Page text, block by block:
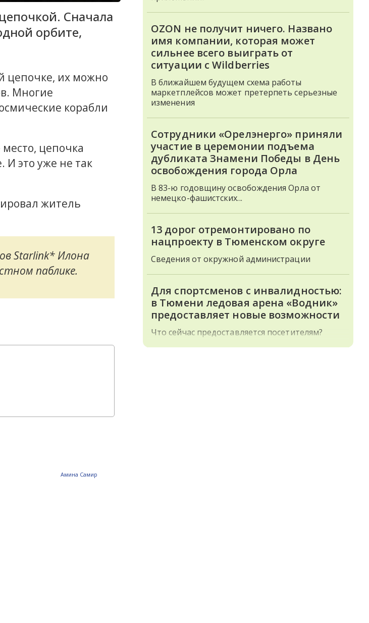
Сначала
орбите,
цепочке, их можно
Многие
корабли
цепочка
И это уже не так
житель
Starlink* Илона
паблике.
Амина Самир
OZON не получит ничего. Названо
имя компании, которая может
сильнее всего выиграть от
ситуации с Wildberries
В ближайшем будущем схема работы
маркетплейсов может претерпеть серьезные
изменения
Сотрудники «Орелэнерго» приняли
участие в церемонии подъема
дубликата Знамени Победы в День
освобождения города Орла
В 83-ю годовщину освобождения Орла от
немецко-фашистских...
13 дорог отремонтировано по
нацпроекту в Тюменском округе
Сведения от окружной администрации
Для спортсменов с инвалидностью:
в Тюмени ледовая арена «Водник»
предоставляет новые возможности
Что сейчас предоставляется посетителям?